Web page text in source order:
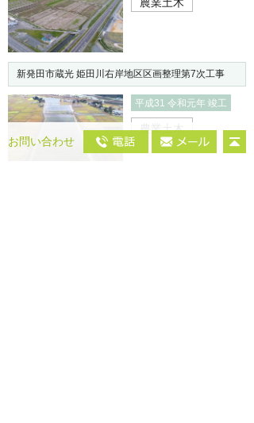
新発田市蔵光 姫田川右岸地区区画整理第7次工事
平成31 令和元年 竣工
農業土木
お問い合わせ